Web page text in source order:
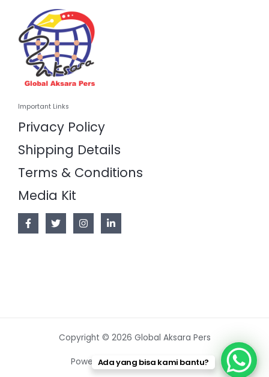
Important Links
Privacy Policy
Shipping Details
Terms & Conditions
Media Kit
Copyright © 2026 Global Aksara Pers
Powered by Global Aksara Pers
Ada yang bisa kami bantu?